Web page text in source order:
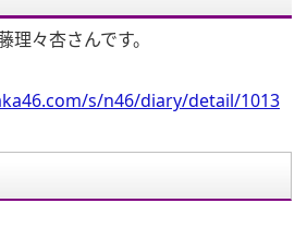
々杏さんです。
s/n46/diary/detail/1013